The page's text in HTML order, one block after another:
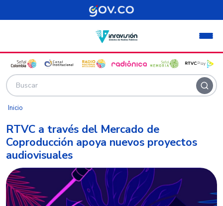
Pasar al contenido principal
Inicio
RTVC a través del Mercado de
Coproducción apoya nuevos proyectos
audiovisuales